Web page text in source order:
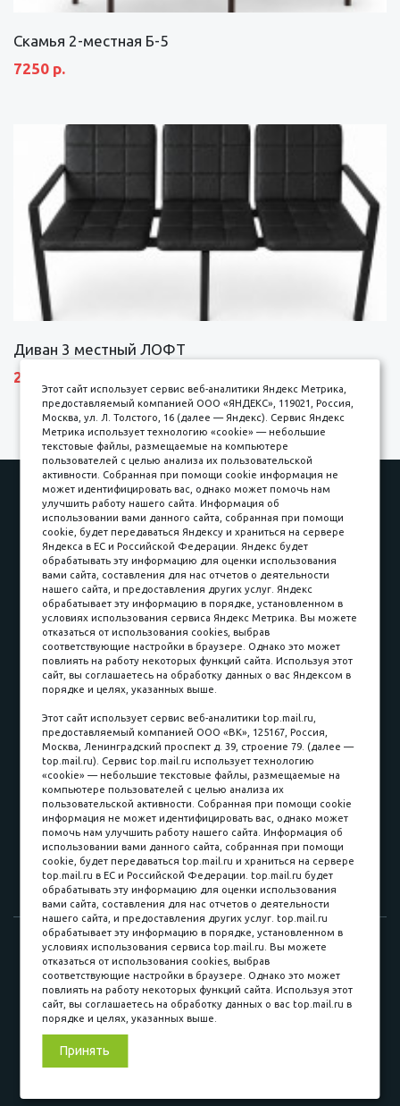
Скамья 2-местная Б-5
7250 р.
Диван 3 местный ЛОФТ
27600 р.
Наши работы
Оплата
Доставка и сборка
Гарантии
Карьера в компании
Контакты
Принимаем к оплате
Наличные
пл. Соляная, 6, стр. 16
8 (3822) 60-70-30
8 (3822) 50-39-09
8 (3822) 22-77-68
8 (3822) 50-48-50
8 (3822) 65-42-10
© 2015-2026. Компания «Мебельный куб».
ИП Саворенко Валерий Александрович. Россия, г. Томск, пл.
Соляная, 6 стр. 16, Цокольный этаж
Этот сайт использует сервис веб-аналитики Яндекс Метрика,
предоставляемый компанией ООО «ЯНДЕКС», 119021, Россия,
Москва, ул. Л. Толстого, 16 (далее — Яндекс). Сервис Яндекс
Метрика использует технологию «cookie» — небольшие
текстовые файлы, размещаемые на компьютере
пользователей с целью анализа их пользовательской
активности. Собранная при помощи cookie информация не
может идентифицировать вас, однако может помочь нам
улучшить работу нашего сайта. Информация об
использовании вами данного сайта, собранная при помощи
cookie, будет передаваться Яндексу и храниться на сервере
Яндекса в ЕС и Российской Федерации. Яндекс будет
обрабатывать эту информацию для оценки использования
вами сайта, составления для нас отчетов о деятельности
нашего сайта, и предоставления других услуг. Яндекс
обрабатывает эту информацию в порядке, установленном в
условиях использования сервиса Яндекс Метрика. Вы можете
отказаться от использования cookies, выбрав
соответствующие настройки в браузере. Однако это может
повлиять на работу некоторых функций сайта. Используя этот
сайт, вы соглашаетесь на обработку данных о вас Яндексом в
порядке и целях, указанных выше.
Этот сайт использует сервис веб-аналитики top.mail.ru,
предоставляемый компанией ООО «ВК», 125167, Россия,
Москва, Ленинградский проспект д. 39, строение 79. (далее —
top.mail.ru). Сервис top.mail.ru использует технологию
«cookie» — небольшие текстовые файлы, размещаемые на
компьютере пользователей с целью анализа их
пользовательской активности. Собранная при помощи cookie
информация не может идентифицировать вас, однако может
помочь нам улучшить работу нашего сайта. Информация об
использовании вами данного сайта, собранная при помощи
cookie, будет передаваться top.mail.ru и храниться на сервере
top.mail.ru в ЕС и Российской Федерации. top.mail.ru будет
обрабатывать эту информацию для оценки использования
вами сайта, составления для нас отчетов о деятельности
нашего сайта, и предоставления других услуг. top.mail.ru
обрабатывает эту информацию в порядке, установленном в
условиях использования сервиса top.mail.ru. Вы можете
отказаться от использования cookies, выбрав
соответствующие настройки в браузере. Однако это может
повлиять на работу некоторых функций сайта. Используя этот
сайт, вы соглашаетесь на обработку данных о вас top.mail.ru в
порядке и целях, указанных выше.
Принять